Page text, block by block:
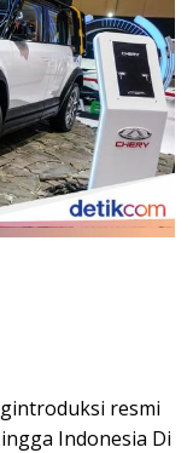
resmi
Indonesia Di